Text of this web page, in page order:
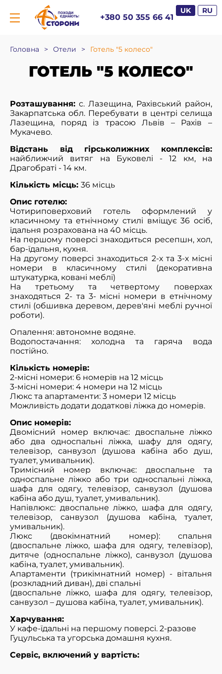
UK RU
+380 50 355 66 41
Головна > Отели > Готель "5 колесо"
ГОТЕЛЬ "5 КОЛЕСО"
Розташування: с. Лазещина, Рахівський район,
Закарпатська обл. Перебувати в центрі селища
Лазещина, поряд із трасою Львів – Рахів –
Мукачево.
Відстань від гірськолижних комплексів:
найближчий витяг на Буковелі - 12 км, на
Драгобраті - 14 км.
Кількість місць: 36 місць
Опис готелю:
Чотириповерховий готель оформлений у
класичному та етнічному стилі вміщує 36 осіб,
їдальня розрахована на 40 місць.
На першому поверсі знаходиться ресепшн, хол,
бар-їдальня, кухня.
На другому поверсі знаходиться 2-х та 3-х місні
номери в класичному стилі (декоративна
штукатурка, ковані меблі)
На третьому та четвертому поверхах
знаходяться 2- та 3- місні номери в етнічному
стилі (обшивка деревом, дерев'яні меблі ручної
роботи).
Опалення: автономне водяне.
Водопостачання: холодна та гаряча вода
постійно.
Кількість номерів:
2-місні номери: 6 номерів на 12 місць
3-місні номери: 4 номери на 12 місць
Люкс та апартаменти: 3 номери 12 місць
Можливість додати додаткові ліжка до номерів.
Опис номерів:
Двомісний номер включає: двоспальне ліжко
або два односпальні ліжка, шафу для одягу,
телевізор, санвузол (душова кабіна або душ,
туалет, умивальник).
Тримісний номер включає: двоспальне та
односпальне ліжко або три односпальні ліжка,
шафа для одягу, телевізор, санвузол (душова
кабіна або душ, туалет, умивальник).
Напівлюкс: двоспальне ліжко, шафа для одягу,
телевізор, санвузол (душова кабіна, туалет,
умивальник).
Люкс (двокімнатний номер): спальня
(двоспальне ліжко, шафа для одягу, телевізор),
дитяче (односпальне ліжко), санвузол (душова
кабіна, туалет, умивальник).
Апартаменти (трикімнатний номер) - вітальня
(розкладний диван), дві спальні
(двоспальне ліжко, шафа для одягу, телевізор,
санвузол – душова кабіна, туалет, умивальник).
Харчування:
У кафе-їдальні на першому поверсі. 2-разове
Гуцульська та угорська домашня кухня.
Сервіс, включений у вартість: